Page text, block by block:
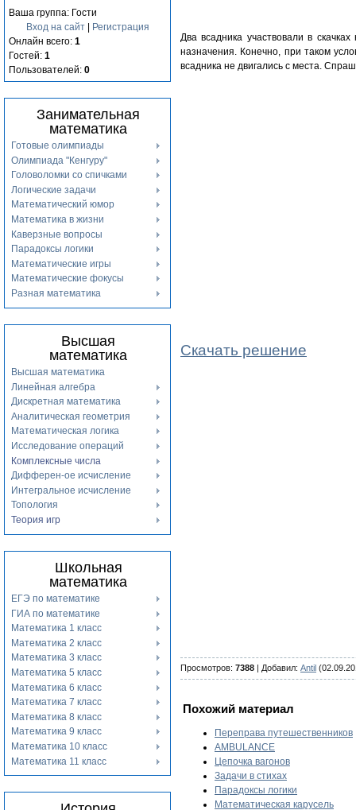
Ваша группа: Гости
Вход на сайт|
Регистрация
Онлайн всего: 1
Гостей: 1
Пользователей: 0
Занимательная
математика
Готовые олимпиады
Олимпиада "Кенгуру"
Головоломки со спичками
Логические задачи
Математический юмор
Математика в жизни
Каверзные вопросы
Парадоксы логики
Математические игры
Математические фокусы
Разная математика
Высшая
математика
Высшая математика
Линейная алгебра
Дискретная математика
Аналитическая геометрия
Математическая логика
Исследование операций
Комплексные числа
Дифферен-ое исчисление
Интегральное исчисление
Топология
Теория игр
Школьная
математика
ЕГЭ по математике
ГИА по математике
Математика 1 класс
Математика 2 класс
Математика 3 класс
Математика 5 класс
Математика 6 класс
Математика 7 класс
Математика 8 класс
Математика 9 класс
Математика 10 класс
Математика 11 класс
Два всадника участвовали в
назначения. Конечно, при таком
всадника не двигались с места.
Скачать решение
Просмотров: 7388 | Добавил: Antil
Похожий материал
Переправа путешественников
AMBULANCE
Цепочка вагонов
Задачи в стихах
Парадоксы логики
Математическая карусель